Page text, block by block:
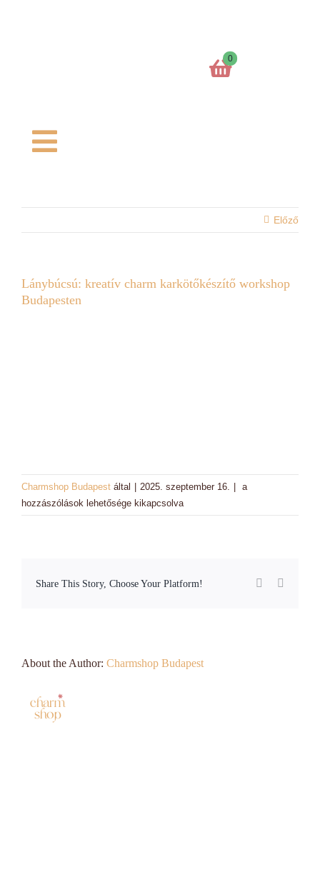
0
Toggle
Kosaram
Charm formák
Charmos Blog
Előző
Lánybúcsú: kreatív charm karkötőkészítő workshop
Budapesten
Charmshop Budapest által 2025. szeptember 16.
Lánybúcsú:
charm
bejegyzéshez
a
hozzászólások lehetősége kikapcsolva
Share This Story, Choose Your Platform! Facebook
About the Author: Charmshop Budapest